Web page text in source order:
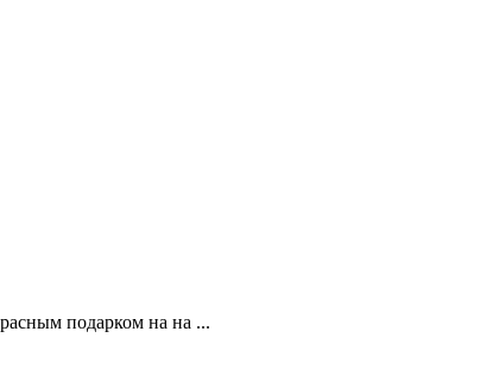
подарком на на ...